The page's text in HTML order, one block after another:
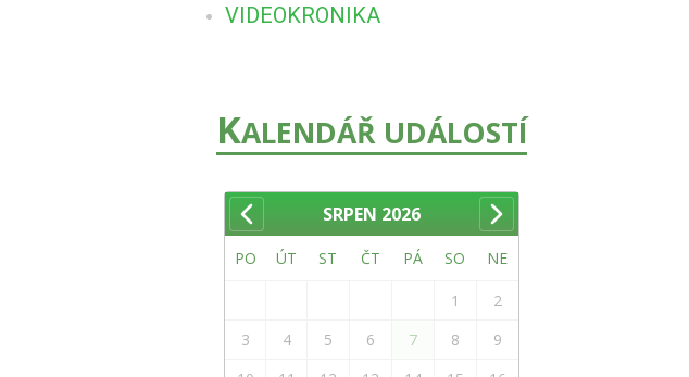
VIDEOKRONIKA
KALENDÁŘ UDÁLOSTÍ
SRPEN 2026
PO ÚT ST ČT PÁ SO NE
1
2
3
4 5 6 7 8
9